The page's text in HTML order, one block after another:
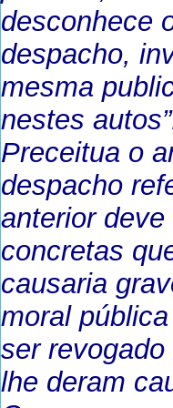
desconhece
despacho,
mesma
nestes
Preceitua o
despacho
anterior
concretas
causaria
moral
ser
lhe deram